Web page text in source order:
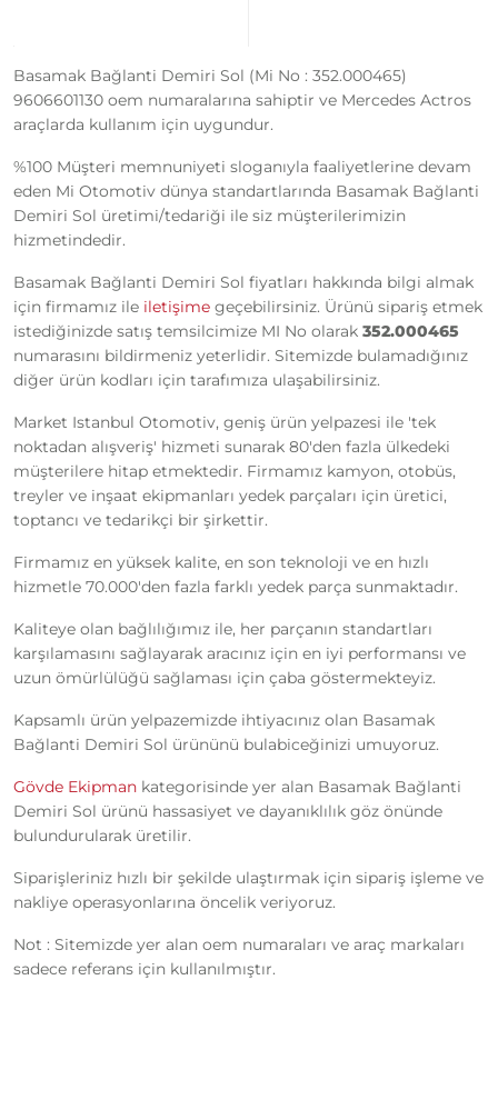
Basamak Bağlanti Demiri Sol (Mi No : 352.000465)
9606601130 oem numaralarına sahiptir ve Mercedes Actros
araçlarda kullanım için uygundur.
%100 Müşteri memnuniyeti sloganıyla faaliyetlerine devam
eden Mi Otomotiv dünya standartlarında Basamak Bağlanti
Demiri Sol üretimi/tedariği ile siz müşterilerimizin
hizmetindedir.
Basamak Bağlanti Demiri Sol fiyatları hakkında bilgi almak
için firmamız ile iletişime geçebilirsiniz. Ürünü sipariş etmek
istediğinizde satış temsilcimize MI No olarak 352.000465
numarasını bildirmeniz yeterlidir. Sitemizde bulamadığınız
diğer ürün kodları için tarafımıza ulaşabilirsiniz.
Market Istanbul Otomotiv, geniş ürün yelpazesi ile 'tek
noktadan alışveriş' hizmeti sunarak 80'den fazla ülkedeki
müşterilere hitap etmektedir. Firmamız kamyon, otobüs,
treyler ve inşaat ekipmanları yedek parçaları için üretici,
toptancı ve tedarikçi bir şirkettir.
Firmamız en yüksek kalite, en son teknoloji ve en hızlı
hizmetle 70.000'den fazla farklı yedek parça sunmaktadır.
Kaliteye olan bağlılığımız ile, her parçanın standartları
karşılamasını sağlayarak aracınız için en iyi performansı ve
uzun ömürlülüğü sağlaması için çaba göstermekteyiz.
Kapsamlı ürün yelpazemizde ihtiyacınız olan Basamak
Bağlanti Demiri Sol ürününü bulabiceğinizi umuyoruz.
Gövde Ekipman kategorisinde yer alan Basamak Bağlanti
Demiri Sol ürünü hassasiyet ve dayanıklılık göz önünde
bulundurularak üretilir.
Siparişleriniz hızlı bir şekilde ulaştırmak için sipariş işleme ve
nakliye operasyonlarına öncelik veriyoruz.
Not : Sitemizde yer alan oem numaraları ve araç markaları
sadece referans için kullanılmıştır.